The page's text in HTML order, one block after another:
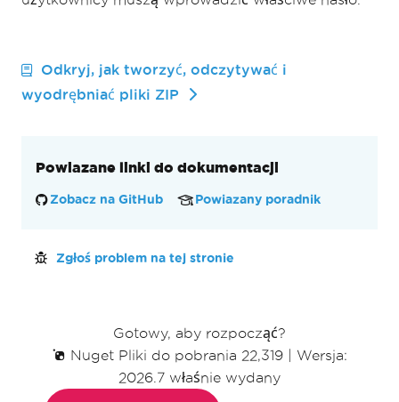
Odkryj, jak tworzyć, odczytywać i
wyodrębniać pliki ZIP
Powiazane linki do dokumentacji
Zobacz na GitHub Powiazany poradnik
Zgłoś problem na tej stronie
Gotowy, aby rozpocząć?
Nuget Pliki do pobrania 22,319
Wersja:
2026.7 właśnie wydany